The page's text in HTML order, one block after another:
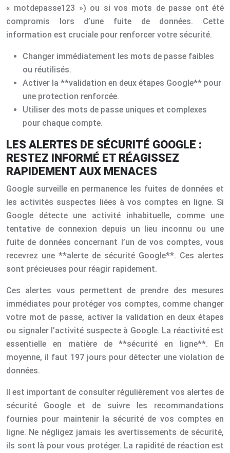
« motdepasse123 ») ou si vos mots de passe ont été
compromis lors d’une fuite de données. Cette
information est cruciale pour renforcer votre sécurité.
Changer immédiatement les mots de passe faibles
ou réutilisés.
Activer la **validation en deux étapes Google** pour
une protection renforcée.
Utiliser des mots de passe uniques et complexes
pour chaque compte.
LES ALERTES DE SÉCURITÉ GOOGLE :
RESTEZ INFORMÉ ET RÉAGISSEZ
RAPIDEMENT AUX MENACES
Google surveille en permanence les fuites de données et
les activités suspectes liées à vos comptes en ligne. Si
Google détecte une activité inhabituelle, comme une
tentative de connexion depuis un lieu inconnu ou une
fuite de données concernant l’un de vos comptes, vous
recevrez une **alerte de sécurité Google**. Ces alertes
sont précieuses pour réagir rapidement.
Ces alertes vous permettent de prendre des mesures
immédiates pour protéger vos comptes, comme changer
votre mot de passe, activer la validation en deux étapes
ou signaler l’activité suspecte à Google. La réactivité est
essentielle en matière de **sécurité en ligne**. En
moyenne, il faut 197 jours pour détecter une violation de
données.
Il est important de consulter régulièrement vos alertes de
sécurité Google et de suivre les recommandations
fournies pour maintenir la sécurité de vos comptes en
ligne. Ne négligez jamais les avertissements de sécurité,
ils sont là pour vous protéger. La rapidité de réaction est